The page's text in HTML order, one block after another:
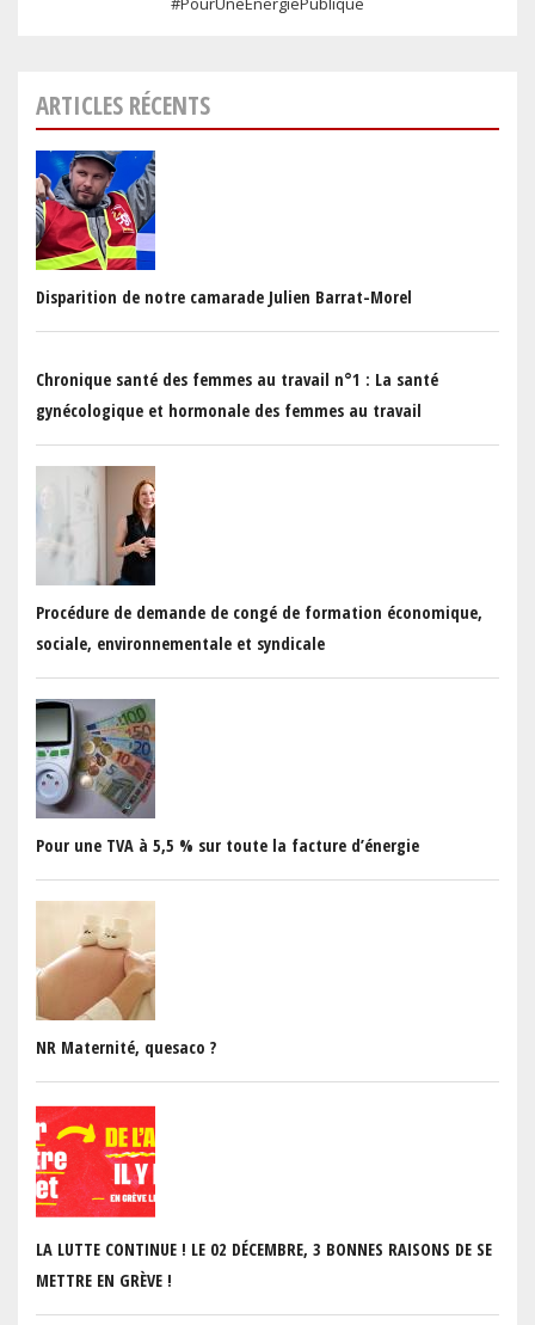
ARTICLES RÉCENTS
Disparition de notre camarade Julien Barrat-Morel
Chronique santé des femmes au travail n°1 : La santé
gynécologique et hormonale des femmes au travail
Procédure de demande de congé de formation économique,
sociale, environnementale et syndicale
Pour une TVA à 5,5 % sur toute la facture d’énergie
NR Maternité, quesaco ?
LA LUTTE CONTINUE ! LE 02 DÉCEMBRE, 3 BONNES RAISONS DE SE
METTRE EN GRÈVE !